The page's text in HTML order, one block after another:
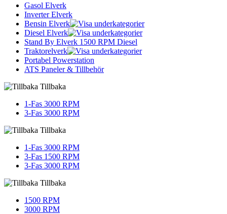
Gasol Elverk
Inverter Elverk
Bensin Elverk
Diesel Elverk
Stand By Elverk 1500 RPM Diesel
Traktorelverk
Portabel Powerstation
ATS Paneler & Tillbehör
Tillbaka
1-Fas 3000 RPM
3-Fas 3000 RPM
Tillbaka
1-Fas 3000 RPM
3-Fas 1500 RPM
3-Fas 3000 RPM
Tillbaka
1500 RPM
3000 RPM